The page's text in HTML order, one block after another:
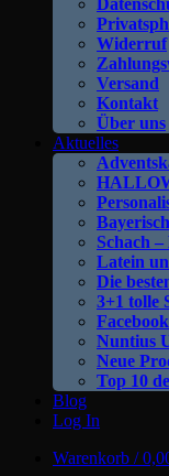
Widerruf
Versand
Kontakt
Über uns
Aktuelles
Schach
Latein
Die
3+1 tolle
Nuntius
Neue
Top 10
Blog
Log In
Warenkorb /